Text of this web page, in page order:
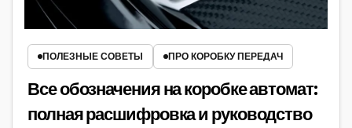
ПОЛЕЗНЫЕ СОВЕТЫ ПРО КОРОБКУ ПЕРЕДАЧ
Все обозначения на коробке автомат:
полная расшифровка и руководство